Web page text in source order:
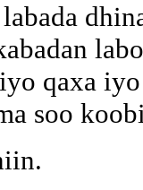
qaxa
soo